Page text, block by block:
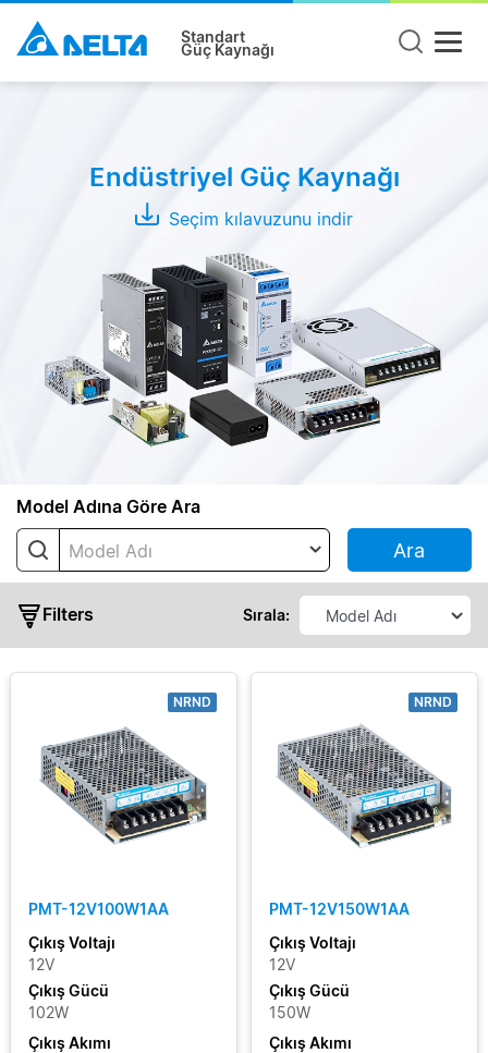
Standart
Güç Kaynağı
Endüstriyel Güç Kaynağı
Seçim kılavuzunu indir
Model Adına Göre Ara
Model Adı Ara
Filters Sırala:
Modüller
Adaptör
Seri
IMA
PMF
PMT
PMT2
PMT2
Çıkış
Çıkış
Akımı
NRND
PMT-12V100W1AA
Çıkış Voltajı
12V
Çıkış Gücü
102W
Çıkış Akımı
NRND
PMT-12V150W1AA
Çıkış Voltajı
12V
Çıkış Gücü
150W
Çıkış Akımı